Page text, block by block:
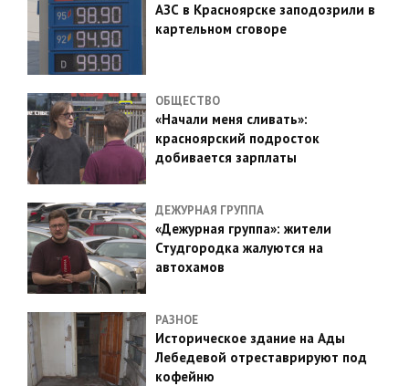
АЗС в Красноярске заподозрили в
картельном сговоре
ОБЩЕСТВО
«Начали меня сливать»:
красноярский подросток
добивается зарплаты
ДЕЖУРНАЯ ГРУППА
«Дежурная группа»: жители
Студгородка жалуются на
автохамов
РАЗНОЕ
Историческое здание на Ады
Лебедевой отреставрируют под
кофейню